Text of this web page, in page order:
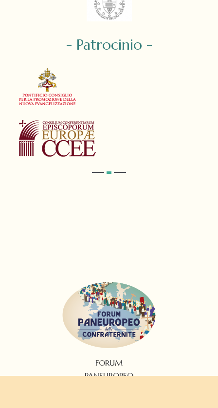
- Patrocinio -
FORUM
PANEUROPEO